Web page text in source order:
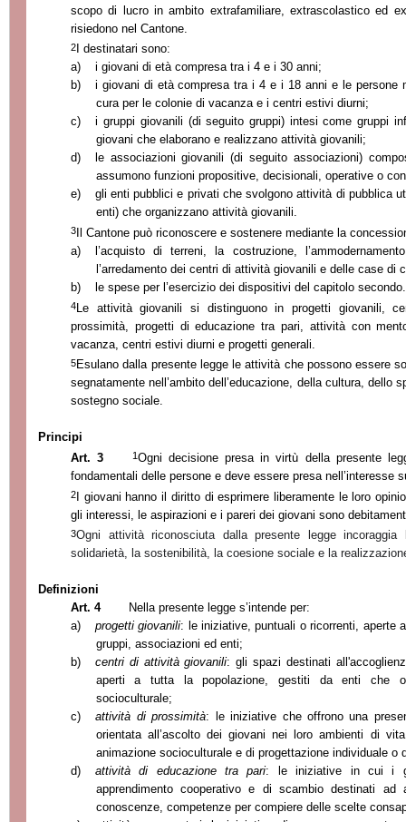
scopo di lucro in ambito extrafamiliare, extrascolastico ed
risiedono nel Cantone.
2
I destinatari sono:
a)
i giovani di età compresa tra i 4 e i 30 anni;
b)
i giovani di età compresa tra i 4 e i 18 anni e le persone
cura per le colonie di vacanza e i centri estivi diurni;
c)
i gruppi giovanili (di seguito gruppi) intesi come gruppi
giovani che elaborano e realizzano attività giovanili;
d)
le associazioni giovanili (di seguito associazioni)
assumono funzioni propositive, decisionali, operative o
e)
gli enti pubblici e privati che svolgono attività di pubblica
enti) che organizzano attività giovanili.
3
Il Cantone può riconoscere e sostenere mediante la
a)
l’acquisto di terreni, la costruzione,
l’arredamento dei centri di attività giovanili e delle case di
b)
le spese per l’esercizio dei dispositivi del capitolo secondo.
4Le attività giovanili si distinguono in progetti giovanili,
prossimità, progetti di educazione tra pari, attività con
vacanza, centri estivi diurni e progetti generali.
5Esulano dalla presente legge le attività che possono essere
segnatamente nell’ambito dell’educazione, della cultura, dello
sostegno sociale.
Principi
Art. 3
1 Ogni decisione presa in virtù della presente
fondamentali delle persone e deve essere presa nell’interesse
2I giovani hanno il diritto di esprimere liberamente le loro
gli interessi, le aspirazioni e i pareri dei giovani sono
3Ogni attività riconosciuta dalla presente legge incoraggia
solidarietà, la sostenibilità, la coesione sociale e la
Definizioni
Art. 4
Nella presente legge s’intende per:
a)
progetti giovanili: le iniziative, puntuali o ricorrenti, aperte
gruppi, associazioni ed enti;
b)
centri di attività giovanili: gli spazi destinati
aperti a tutta la popolazione, gestiti da enti che
socioculturale;
c)
attività di prossimità: le iniziative che offrono una
orientata all’ascolto dei giovani nei loro ambienti di
animazione socioculturale e di progettazione individuale o
d)
attività di educazione tra pari:
le iniziative in cui i
apprendimento cooperativo e di scambio destinati
conoscenze, competenze per compiere delle scelte